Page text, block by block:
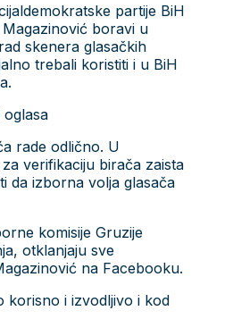
partije BiH
boravi u
skenera glasačkih
trebali koristiti i u BiH
oglasa
rade odlično. U
verifikaciju birača zaista
da izborna volja glasača
komisije Gruzije
otklanjaju sve
na Facebooku.
korisno i izvodljivo i kod